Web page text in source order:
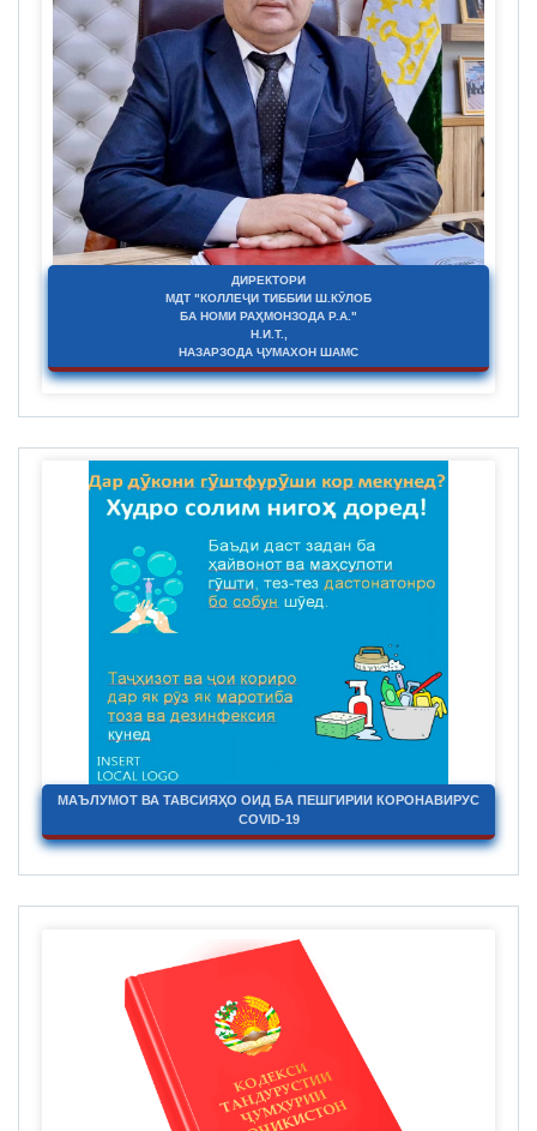
ДИРЕКТОРИ
МДТ "КОЛЛЕҶИ ТИББИИ Ш.КӮЛОБ
БА НОМИ РАҲМОНЗОДА Р.А."
Н.И.Т.,
НАЗАРЗОДА ҶУМАХОН ШАМС
МАЪЛУМОТ ВА ТАВСИЯҲО ОИД БА ПЕШГИРИИ КОРОНАВИРУС
COVID-19